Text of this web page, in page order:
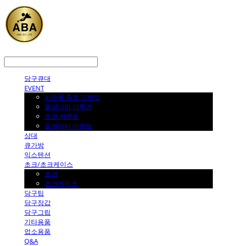
당구큐대
EVENT
사은품 증정 이벤트
몰리나리 기획전
초크 이벤트
프레데터 이벤트
상대
큐가방
익스텐션
초크/초크케이스
초크
초크케이스
당구팁
당구장갑
당구그립
기타용품
업소용품
Q&A